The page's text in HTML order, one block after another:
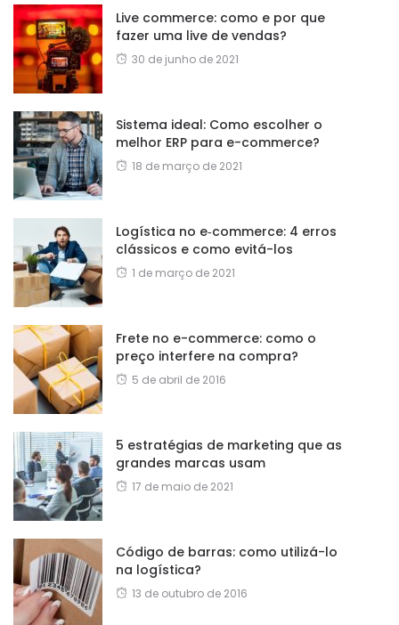
Live commerce: como e por que
fazer uma live de vendas?
30 de junho de 2021
Sistema ideal: Como escolher o
melhor ERP para e-commerce?
18 de março de 2021
Logística no e‑commerce: 4 erros
clássicos e como evitá-los
1 de março de 2021
Frete no e-commerce: como o
preço interfere na compra?
5 de abril de 2016
5 estratégias de marketing que as
grandes marcas usam
17 de maio de 2021
Código de barras: como utilizá-lo
na logística?
13 de outubro de 2016